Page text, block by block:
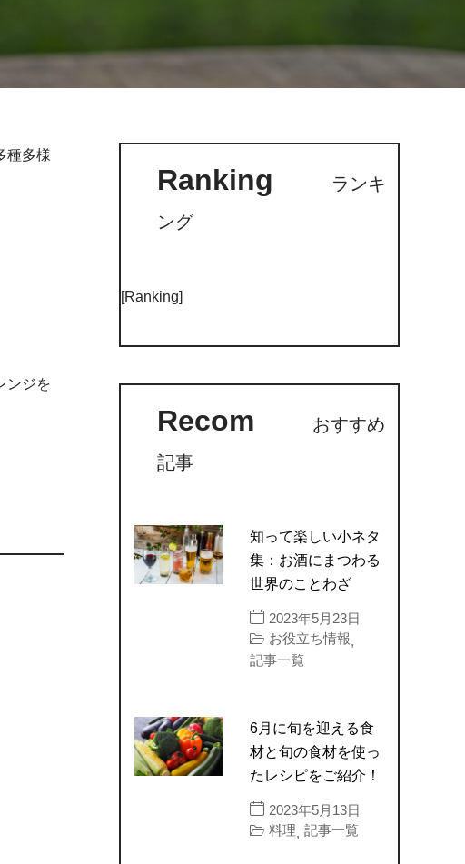
種多様
ンジを
Ranking
ランキ
ング
[Ranking]
Recom
おすすめ
記事
知って楽しい小ネタ
集：お酒にまつわる
世界のことわざ
2023年5月23日
お役立ち情報,
記事一覧
6月に旬を迎える食
材と旬の食材を使っ
たレシピをご紹介！
2023年5月13日
料理, 記事一覧